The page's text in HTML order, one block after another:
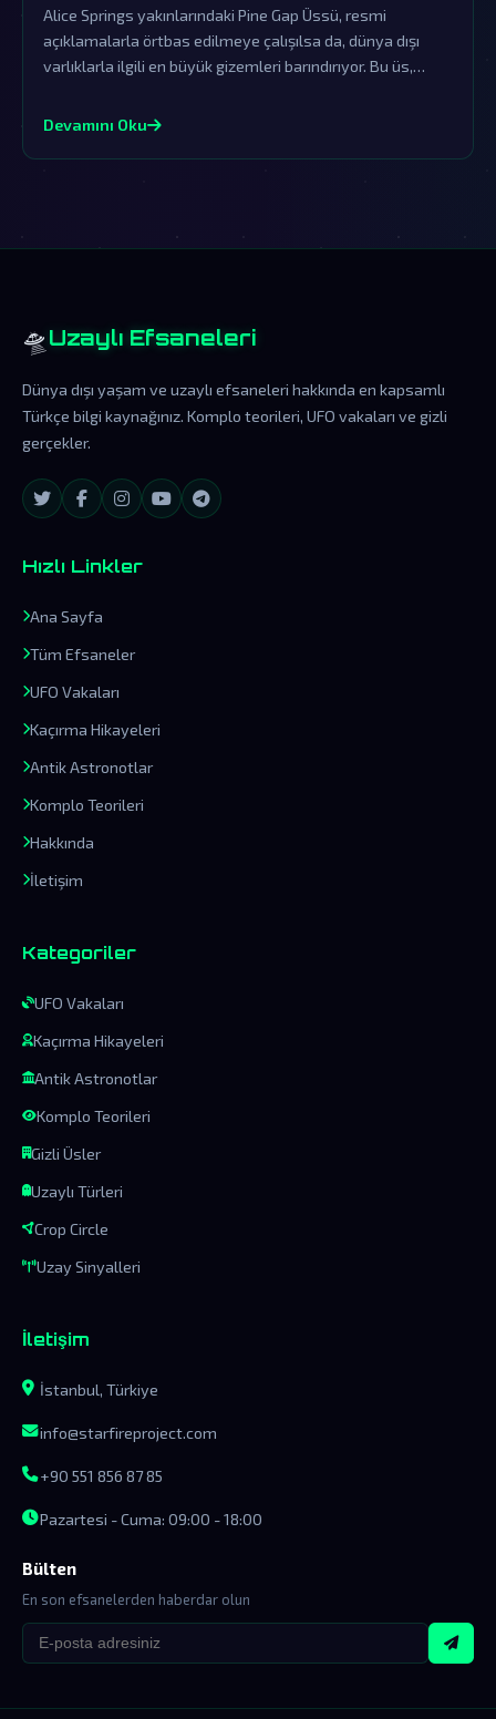
Alice Springs yakınlarındaki Pine Gap Üssü, resmi
açıklamalarla örtbas edilmeye çalışılsa da, dünya dışı
varlıklarla ilgili en büyük gizemleri barındırıyor. Bu üs,
yer alıyor.
Devamını Oku
🛸 Uzaylı Efsaneleri
Dünya dışı yaşam ve uzaylı efsaneleri hakkında en kapsamlı
Türkçe bilgi kaynağınız. Komplo teorileri, UFO vakaları ve gizli
gerçekler.
Hızlı Linkler
Ana Sayfa
Tüm Efsaneler
UFO Vakaları
Kaçırma Hikayeleri
Antik Astronotlar
Komplo Teorileri
Hakkında
İletişim
Kategoriler
UFO Vakaları
Kaçırma Hikayeleri
Antik Astronotlar
Komplo Teorileri
Gizli Üsler
Uzaylı Türleri
Crop Circle
Uzay Sinyalleri
İletişim
İstanbul, Türkiye
info@starfireproject.com
+90 551 856 87 85
Pazartesi - Cuma: 09:00 - 18:00
Bülten
En son efsanelerden haberdar olun